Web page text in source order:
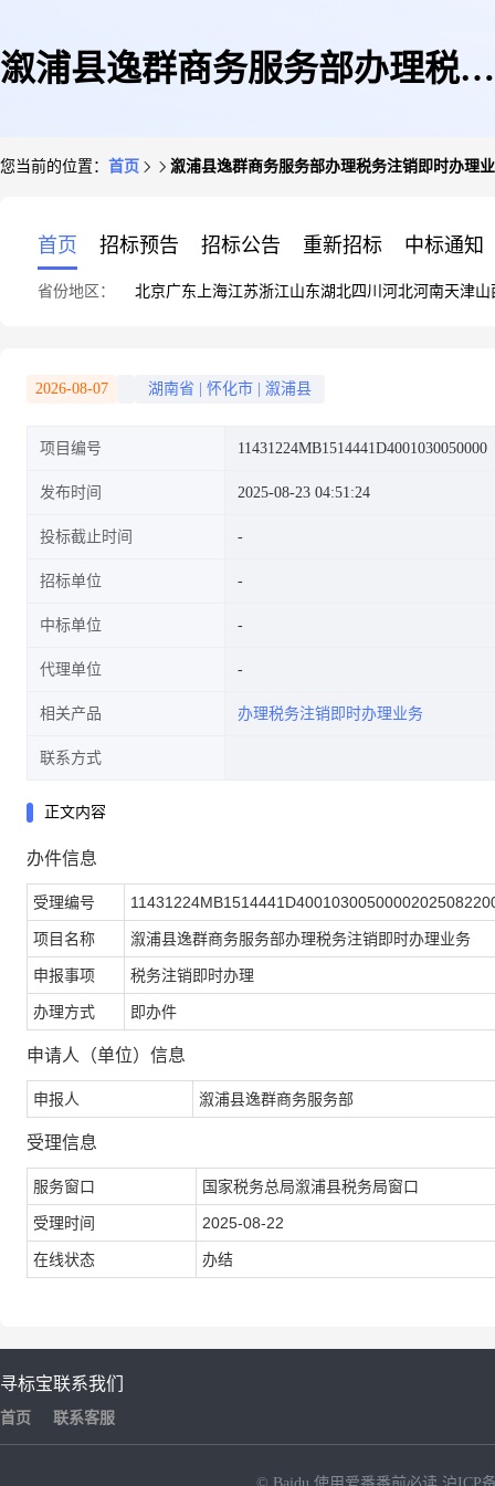
溆浦县逸群商务服务部办理税务
您当前的位置： 首页 溆浦县逸群商务服务部办理税务注销即时办理
首页 招标预告 招标公告 重新招标 中标通知
省份地区： 北京广东 上海江苏浙江山东湖北四川 河北河南天津山
2026-08-07 湖南省 怀化市 溆浦县
项目编号 11431224MB1514441D4001030050000
发布时间 2025-08-23 04:51:24
投标截止时间
招标单位
中标单位
代理单位
相关产品 办理税务注销即时办理业务
联系方式
正文内容
办件信息
受理编号
项目名称 溆浦县逸群商务服务部办理税务注销即时办理业务
申报事项 税务注销即时办理
办理方式 即办件
申请人（单位）信息
申报人 溆浦县逸群商务服务部
受理信息
服务窗口 国家税务总局溆浦县税务局窗口
受理时间 2025-08-22
在线状态 办结
寻标宝
首页
联系我们
联系客服